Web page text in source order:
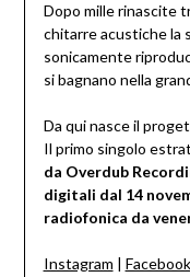
Dopo mille rinascite
chitarre acustiche la
sonicamente
si bagnano nella
Da qui nasce il
Il primo singolo
da Overdub
digitali dal 14
radiofonica da
Instagram | Facebook